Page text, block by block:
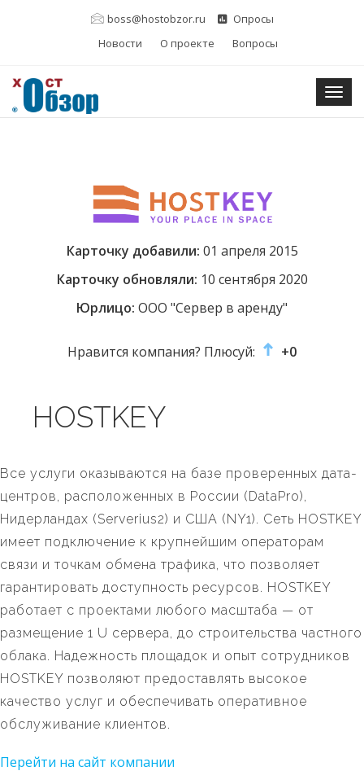
boss@hostobzor.ru
Опросы
Новости
О проекте Вопросы
Карточку добавили: 01 апреля 2015
Карточку обновляли: 10 сентября 2020
Юрлицо: ООО "Сервер в аренду"
Нравится компания? Плюсуй: +0
HOSTKEY
Все услуги оказываются на базе проверенных дата-
центров, расположенных в России (DataPro),
Нидерландах (Serverius2) и США (NY1). Сеть HOSTKEY
имеет подключение к крупнейшим операторам
связи и точкам обмена трафика, что позволяет
гарантировать доступность ресурсов. HOSTKEY
работает с проектами любого масштаба — от
размещение 1 U сервера, до строительства частного
облака. Надежность площадок и опыт сотрудников
HOSTKEY позволяют предоставлять высокое
качество услуг и обеспечивать оперативное
обслуживание клиентов.
Перейти на сайт компании